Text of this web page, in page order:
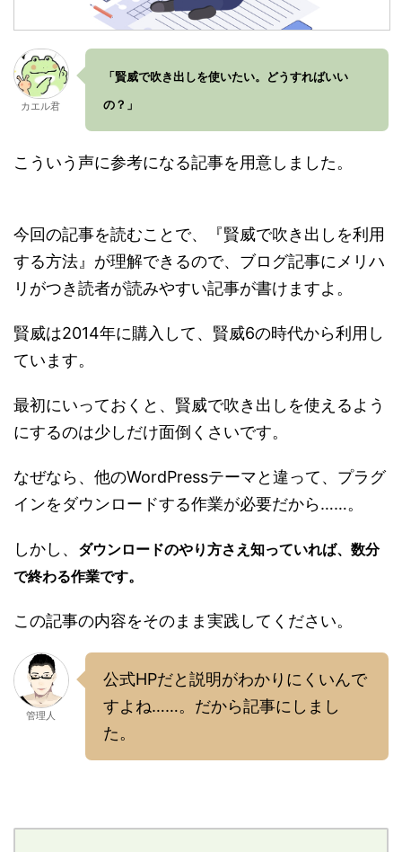
カエル君
「賢威で吹き出しを使いたい。どうすればいい
の？」
こういう声に参考になる記事を用意しました。
今回の記事を読むことで、『賢威で吹き出しを利用
する方法』が理解できるので、ブログ記事にメリハ
リがつき読者が読みやすい記事が書けますよ。
賢威は2014年に購入して、賢威6の時代から利用し
ています。
最初にいっておくと、賢威で吹き出しを使えるよう
にするのは少しだけ面倒くさいです。
なぜなら、他のWordPressテーマと違って、プラグ
インをダウンロードする作業が必要だから……。
しかし、 ダウンロードのやり方さえ知っていれば、数分
で終わる作業です。
この記事の内容をそのまま実践してください。
管理人
公式HPだと説明がわかりにくいんで
すよね……。だから記事にしまし
た。